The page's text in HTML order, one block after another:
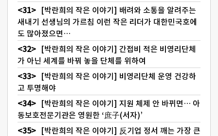
[박란희의 작은 이야기] 배려와 소통을 알려주는
새내기 선생님의 가르침 이런 작은 리더가 대한민국호에
도 많아졌으면…
[박란희의 작은 이야기] 간접비 적은 비영리단체
가 아닌 세계를 바꿔 놓을 단체를 위하여
[박란희의 작은 이야기] 비영리단체 운영 건강하
고 투명해야
[박란희의 작은 이야기] 지원 체제 안 바뀌면… 아
동보호전문기관은 영원한 ‘庶子(서자)’
[박란희의 작은 이야기] 反기업 정서 깨는 가장 큰